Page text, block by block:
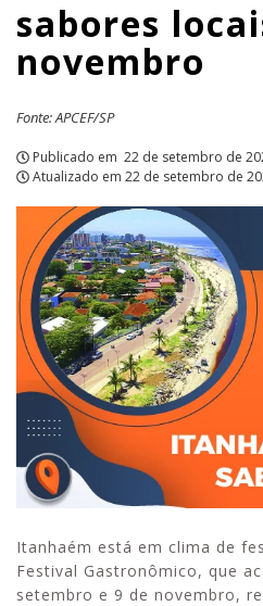
sabores
novembro
Fonte: APCEF/SP
Publicado em 22 de setembro de
Atualizado em 22 de setembro de
Itanhaém está em clima de
Festival Gastronômico, que
setembro e 9 de novembro,